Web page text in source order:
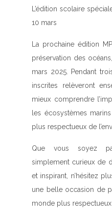
L’édition scolaire
10 mars
La prochaine édition
préservation des
mars 2025. Pendant
inscrites relèveront
mieux comprendre
les écosystèmes
plus respectueux de
Que vous soyez
simplement curieux de
et inspirant, n’hésitez
une belle occasion de
monde plus respectueux